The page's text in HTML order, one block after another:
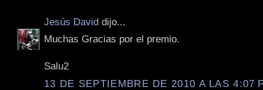
Jesús David dijo...
Muchas Gracias por el premio.
Salu2
13 DE SEPTIEMBRE DE 2010 A LAS 4:07